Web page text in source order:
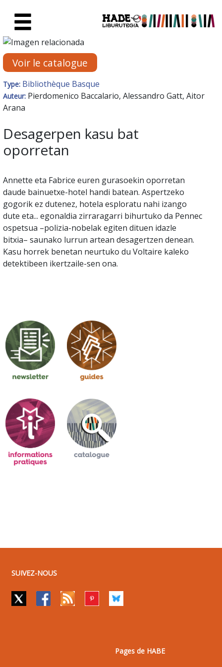
Fiche de Nouveaux Livres -
Voir le catalogue
Type: Bibliothèque Basque
Auteur: Pierdomenico Baccalario, Alessandro Gatt, Aitor
Arana
Desagerpen kasu bat
oporretan
Annette eta Fabrice euren gurasoekin oporretan
daude bainuetxe-hotel handi batean. Aspertzeko
gogorik ez dutenez, hotela esploratu nahi izango
dute eta... egonaldia zirraragarri bihurtuko da Pennec
ospetsua –polizia-nobelak egiten dituen idazle
bitxia– saunako lurrun artean desagertzen denean.
Kasu horrek benetan neurtuko du Voltaire kaleko
detektibeen ikertzaile-sen ona.
SUIVEZ-NOUS
Pages de HABE